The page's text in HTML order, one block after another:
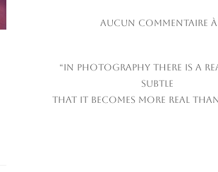
Aucun commentaire
“In photography there is a
subtle
that it becomes more real